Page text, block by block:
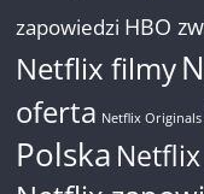
zapowiedzi HBO
Netflix filmy
oferta Netflix Originals
Polska